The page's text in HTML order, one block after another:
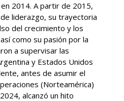
2014. A partir de 2015,
liderazgo, su trayectoria
del crecimiento y los
como su pasión por la
a supervisar las
y Estados Unidos
antes de asumir el
(Norteamérica)
alcanzó un hito